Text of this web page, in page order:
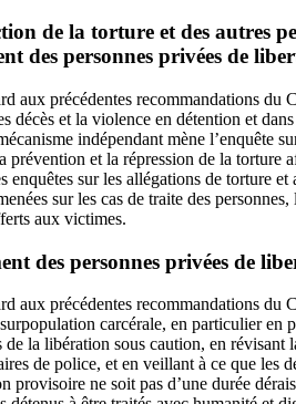
de la torture et des autres
des personnes privées de
aux précédentes recommandations du
décès et la violence en détention et
indépendant mène l’enquête
prévention et la répression de la torture
enquêtes sur les allégations de torture
sur les cas de traite des
aux victimes.
des personnes privées de
aux précédentes recommandations du
carcérale, en particulier en
la libération sous caution, en révisant
de police, et en veillant à ce que les
provisoire ne soit pas d’une durée